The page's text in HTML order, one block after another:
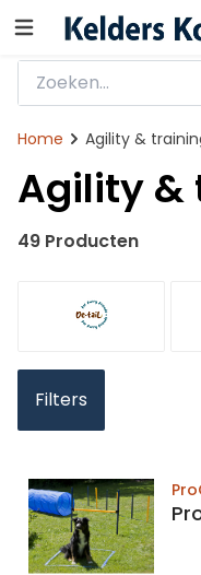
Home Agility &
Agility &
49 Producten
Filters